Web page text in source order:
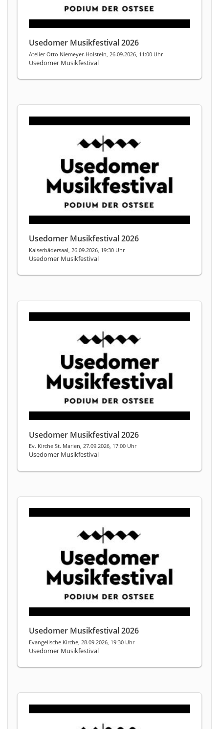
Usedomer Musikfestival 2026
Atelier Otto Niemeyer-Holstein, 26.09.2026, 11:00 Uhr
Usedomer Musikfestival
Usedomer Musikfestival 2026
Kaiserbädersaal, 26.09.2026, 19:30 Uhr
Usedomer Musikfestival
Usedomer Musikfestival 2026
Ev. Kirche St. Marien, 27.09.2026, 17:00 Uhr
Usedomer Musikfestival
Usedomer Musikfestival 2026
Evangelische Kirche, 28.09.2026, 19:30 Uhr
Usedomer Musikfestival